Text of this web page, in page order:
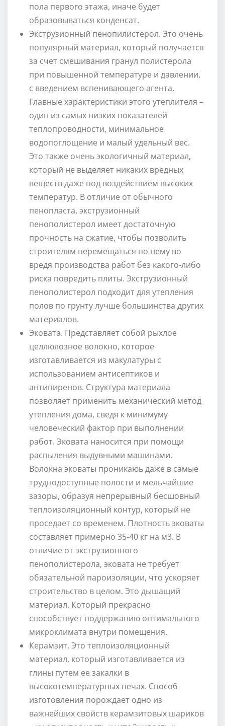
пола первого этажа, иначе будет
образовываться конденсат.
Экструзионный пенопилистерол. Это очень
популярный материал, который получается
за счет смешивания гранул полистерола
при повышенной температуре и давлении,
с введением вспенивающего агента.
Главные характеристики этого утеплителя –
один из самых низких показателей
теплопроводности, минимальное
водопоглощение и малый удельный вес.
Это также очень экологичный материал,
который не выделяет никаких вредных
веществ даже под воздействием высоких
температур. В отличие от обычного
пенопласта, экструзионный
пенополистерол имеет достаточную
прочность на сжатие, чтобы позволить
строителям перемещаться по нему во
вредя производства работ без какого-либо
риска повредить плиты. Экструзионный
пенополистерол подходит для утепления
полов по грунту лучше большинства других
материалов.
Эковата. Представляет собой рыхлое
целлюлозное волокно, которое
изготавливается из макулатуры с
использованием антисептиков и
антипиренов. Структура материала
позволяет применить механический метод
утепления дома, сведя к минимуму
человеческий фактор при выполнении
работ. Эковата наносится при помощи
распыления выдувными машинами.
Волокна эковаты проникаюь даже в самые
труднодоступные полости и мельчайшие
зазоры, образуя непрерывный бесшовный
теплоизоляционный контур, который не
проседает со временем. Плотность эковаты
составляет примерно 35-40 кг на м3. В
отличие от экструзионного
пенополистерола, эковата не требует
обязательной пароизоляции, что ускоряет
строительство в целом. Это дышащий
материал. Который прекрасно
способствует поддержанию оптимального
микроклимата внутри помещения.
Керамзит. Это теплоизоляционный
материал, который изготавливается из
глины путем ее закалки в
высокотемпературных печах. Способ
изготовления порождает одно из
важнейших свойств керамзитовых шариков